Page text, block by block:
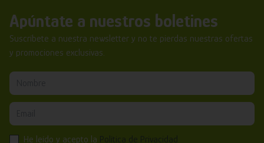
Apúntate a nuestros boletines
Suscríbete a nuestra newsletter y no te pierdas nuestras ofertas
y promociones exclusivas.
He leído y acepto la